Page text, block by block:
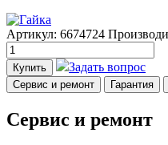
Артикул: 6674724
Купить Задать вопрос
Сервис и ремонт Гарантия
Сервис и ремонт